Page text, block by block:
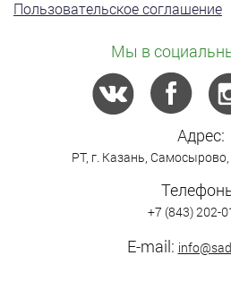
Пользовательское соглашение
Мы в
Адрес:
РТ, г. Казань Самосырово
+7 (843) 202-
E-mail: